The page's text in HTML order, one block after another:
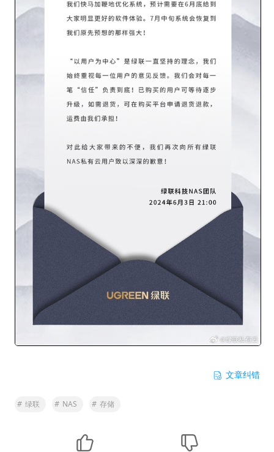
文章纠错
# 绿联 # NAS # 存储